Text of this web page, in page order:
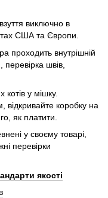
виключно в
США та Європи.
проходить внутрішній
перевірка швів,
у мішку.
коробку на
як платити.
у своєму товарі,
перевірки
якості